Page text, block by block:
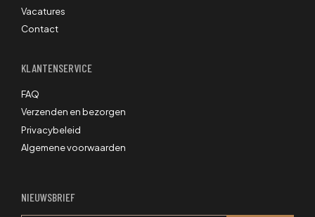
Vacatures
Contact
KLANTENSERVICE
FAQ
Verzenden en bezorgen
Privacybeleid
Algemene voorwaarden
NIEUWSBRIEF